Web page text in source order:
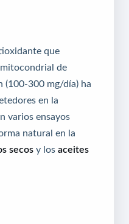
que
de
(100-300 mg/día) ha
en la
varios ensayos
natural en la
secos y los aceites